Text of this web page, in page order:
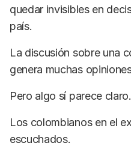
quedar invisibles en
país.
La discusión sobre una
genera muchas
Pero algo sí parece claro.
Los colombianos en el
escuchados.